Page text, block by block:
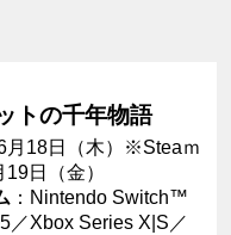
トの千年物語
月18日（木）※Steaｍ
日（金）
：Nintendo Switch™
／Xbox Series X|S／